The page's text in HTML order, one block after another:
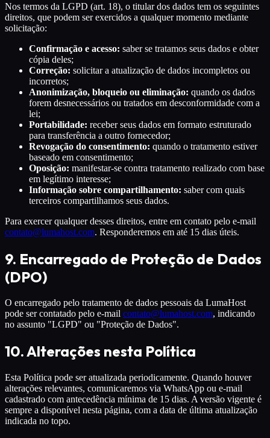
Nos termos da LGPD (art. 18), o titular dos dados tem os seguintes
direitos, que podem ser exercidos a qualquer momento mediante
solicitação:
Confirmação e acesso: saber se tratamos seus dados e obter
cópia deles;
Correção: solicitar a atualização de dados incompletos ou
incorretos;
Anonimização, bloqueio ou eliminação: quando os dados
forem desnecessários ou tratados em desconformidade com a
lei;
Portabilidade: receber seus dados em formato estruturado
para transferência a outro fornecedor;
Revogação do consentimento: quando o tratamento estiver
baseado em consentimento;
Oposição: manifestar-se contra tratamento realizado com base
em legítimo interesse;
Informação sobre compartilhamento: saber com quais
terceiros compartilhamos seus dados.
Para exercer qualquer desses direitos, entre em contato pelo e-mail
contato@lumahost.com. Responderemos em até 15 dias úteis.
9. Encarregado de Proteção de Dados
(DPO)
O encarregado pelo tratamento de dados pessoais da LumaHost
pode ser contatado pelo e-mail contato@lumahost.com, indicando
no assunto "LGPD" ou "Proteção de Dados".
10. Alterações nesta Política
Esta Política pode ser atualizada periodicamente. Quando houver
alterações relevantes, comunicaremos via WhatsApp ou e-mail
cadastrado com antecedência mínima de 15 dias. A versão vigente é
sempre a disponível nesta página, com a data de última atualização
indicada no topo.